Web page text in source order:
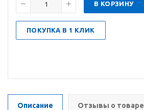
В КОРЗИНУ
ПОКУПКА В 1 КЛИК
Описание Отзывы о товаре